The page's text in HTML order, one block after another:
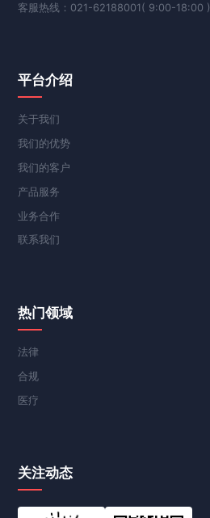
客服热线：021-62188001( 9:00-18:00 )
平台介绍
关于我们
我们的优势
我们的客户
产品服务
业务合作
联系我们
热门领域
法律
合规
医疗
关注动态